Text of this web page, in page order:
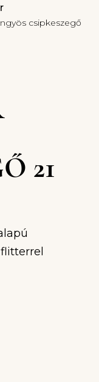
csipkeszegő
21